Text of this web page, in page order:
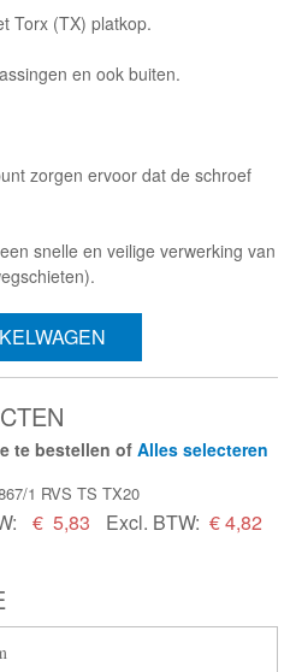
Torx (TX) platkop.
en ook buiten.
zorgen ervoor dat de schroef
snelle en veilige verwerking van
te bestellen of Alles selecteren
1 RVS TS TX20
€ 5,83 Excl. BTW: € 4,82